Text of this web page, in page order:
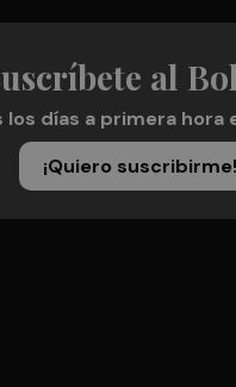
al
los días a primera hora
¡Quiero suscribirme!